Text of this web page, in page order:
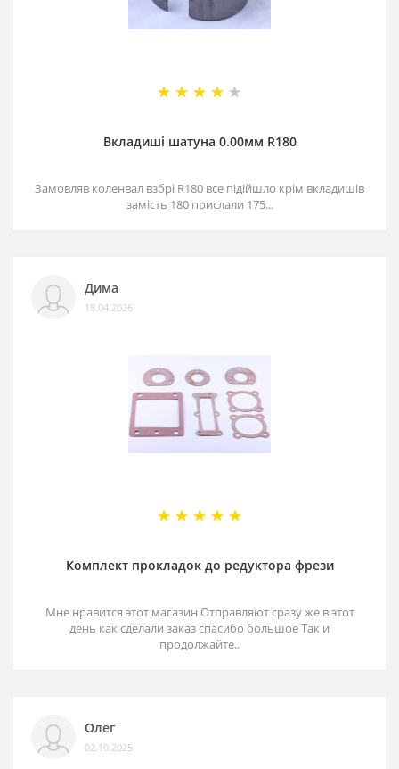
Вкладиші шатуна 0.00мм R180
Замовляв коленвал взбрі R180 все підійшло крім вкладишів
замість 180 прислали 175...
Дима
18.04.2026
Комплект прокладок до редуктора фрези
Мне нравится этот магазин Отправляют сразу же в этот
день как сделали заказ спасибо большое Так и
продолжайте..
Олег
02.10.2025